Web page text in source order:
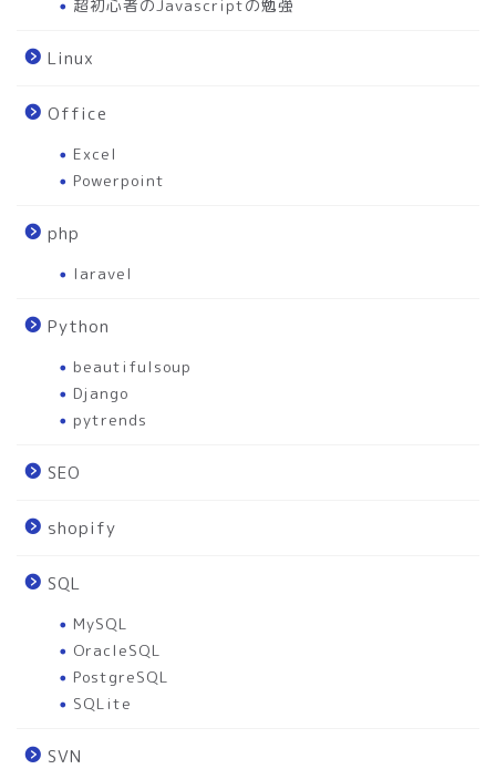
超初心者のJavascriptの勉強
Linux
Office
Excel
Powerpoint
php
laravel
Python
beautifulsoup
Django
pytrends
SEO
shopify
SQL
MySQL
OracleSQL
PostgreSQL
SQLite
SVN